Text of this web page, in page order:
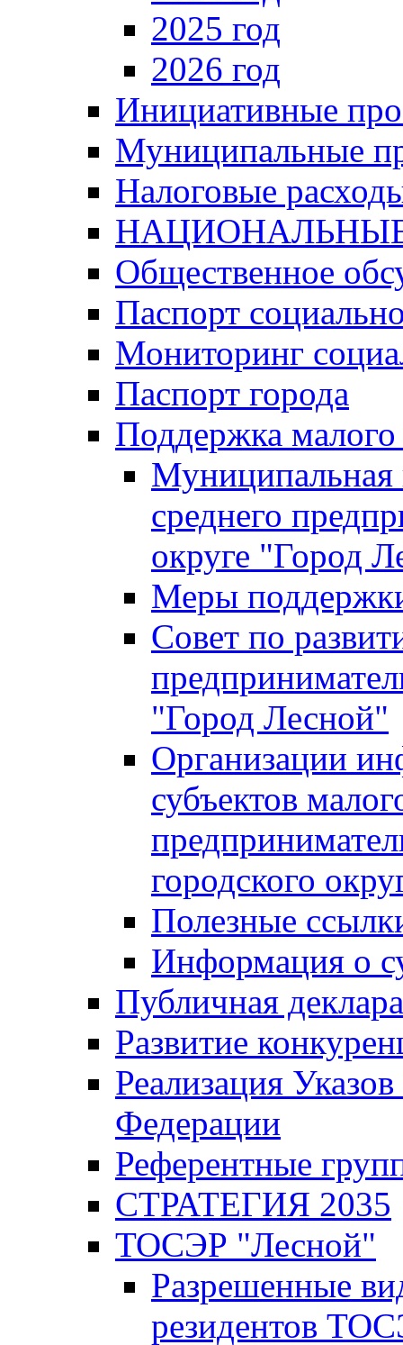
2025 год
2026 год
Инициативные
Муниципальные
Налоговые
Общественное
Паспорт
Мониторинг
Паспорт города
Поддержка малого
Муниципальная
среднего
округе "Город
Меры
Совет по
"Город Лесной"
Организации
субъектов
городского
Полезные
Информация о
Публичная
Развитие
Реализация
Федерации
Референтные
СТРАТЕГИЯ 2035
ТОСЭР "Лесной"
Разрешенные
резидентов